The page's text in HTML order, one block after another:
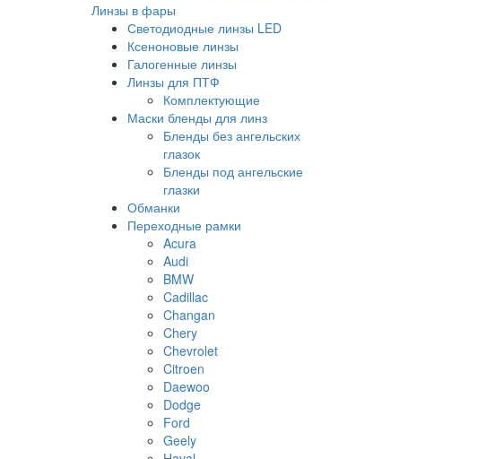
Линзы в фары
Светодиодные линзы LED
Ксеноновые линзы
Галогенные линзы
Линзы для ПТФ
Комплектующие
Маски бленды для линз
Бленды без ангельских
глазок
Бленды под ангельские
глазки
Обманки
Переходные рамки
Acura
Audi
BMW
Cadillac
Changan
Chery
Chevrolet
Citroen
Daewoo
Dodge
Ford
Geely